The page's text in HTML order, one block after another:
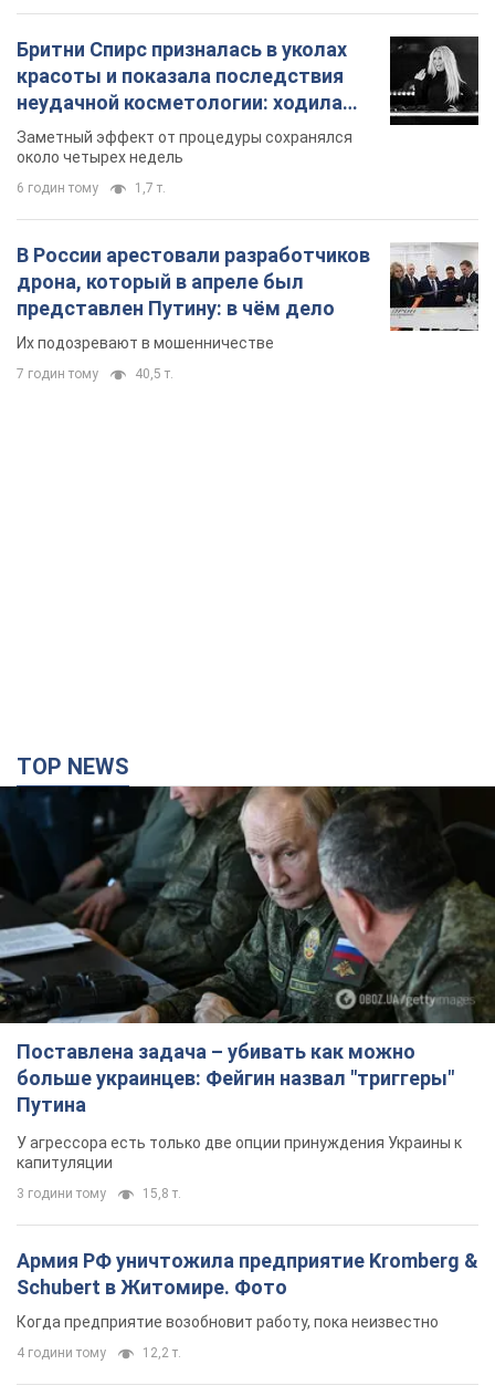
В России арестовали разработчиков
дрона, который в апреле был
представлен Путину: в чём дело
7 годин тому 40,5 т.
Поставлена задача – убивать как можно
больше украинцев: Фейгин назвал "триггеры"
Путина
У агрессора есть только две опции принуждения Украины к
капитуляции
3 години тому 15,8 т.
Армия РФ уничтожила предприятие Kromberg &
Schubert в Житомире. Фото
Когда предприятие возобновит работу, пока неизвестно
4 години тому
Киево-Печерскую лавру закроют 80-метровым
"монстром"? Почему киевские власти
отказались остановить строительство
небоскреба "московского верующего"
Какая реакция Кличко на петицию по отмене строительства
7 годин тому 71,2 т.